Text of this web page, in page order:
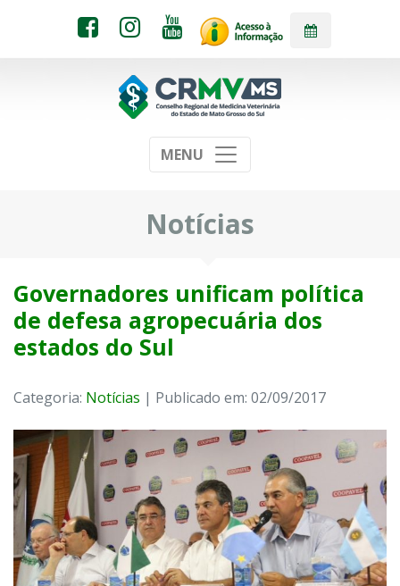
MENU
Notícias
Governadores unificam política
de defesa agropecuária dos
estados do Sul
Categoria: Notícias | Publicado em: 02/09/2017